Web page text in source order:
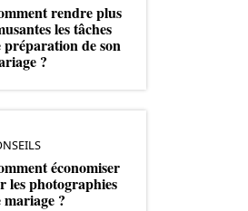
rendre plus
les tâches
préparation de son
?
économiser
les photographies
mariage ?